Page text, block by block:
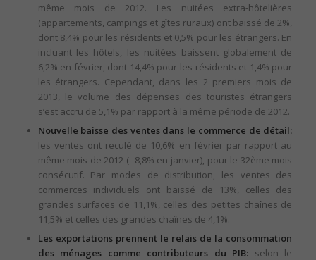
même mois de 2012. Les nuitées extra-hôtelières
(appartements, campings et gîtes ruraux) ont baissé de 2%,
dont 8,4% pour les résidents et 0,5% pour les étrangers. En
incluant les hôtels, les nuitées baissent globalement de
6,2% en février, dont 14,4% pour les résidents et 1,4% pour
les étrangers. Cependant, dans les 2 premiers mois de
2013, le volume des dépenses des touristes étrangers
s’est accru de 5,1% par rapport à la même période de 2012.
Nouvelle baisse des ventes dans le commerce de détail:
les ventes ont reculé de 10,6% en février par rapport au
même mois de 2012 (- 8,8% en janvier), pour le 32ème mois
consécutif. Par modes de distribution, les ventes des
commerces individuels ont baissé de 13%, celles des
grandes surfaces de 11,1%, celles des petites chaînes de
11,5% et celles des grandes chaînes de 4,1%.
Les exportations prennent le relais de la consommation
des ménages comme contributeurs du PIB: selon le